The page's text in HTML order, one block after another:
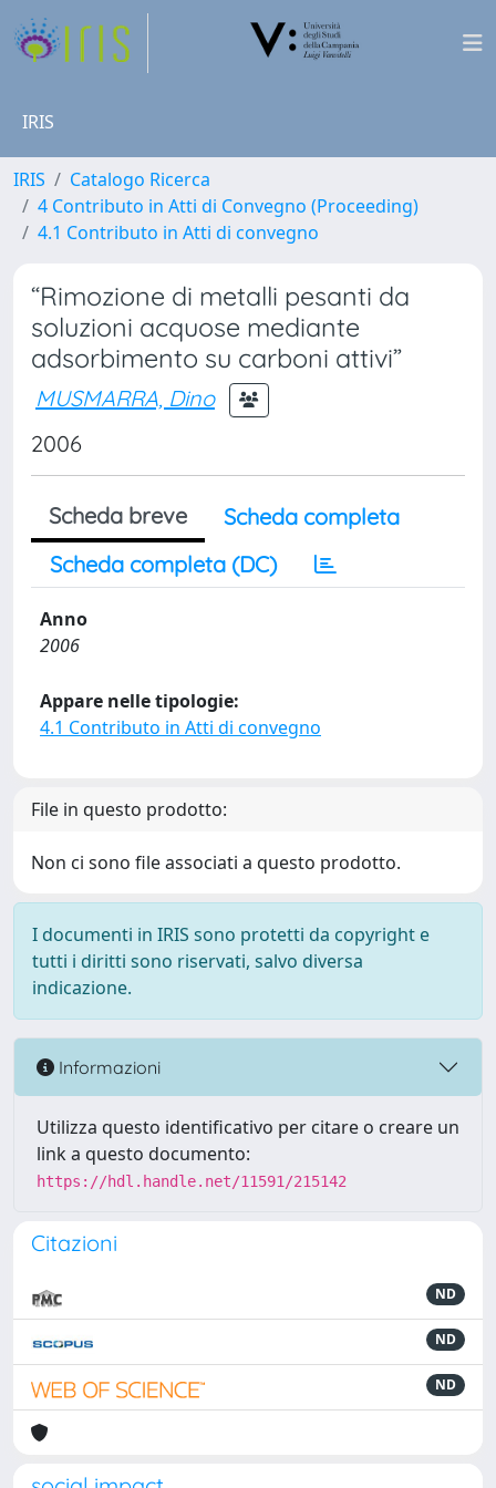
IRIS
IRIS
Catalogo Ricerca
4 Contributo in Atti di Convegno (Proceeding)
4.1 Contributo in Atti di convegno
“Rimozione di metalli pesanti da
soluzioni acquose mediante
adsorbimento su carboni attivi”
MUSMARRA, Dino
2006
Scheda breve
Scheda completa
Scheda completa (DC)
Anno
2006
Appare nelle tipologie:
4.1 Contributo in Atti di convegno
File in questo prodotto:
Non ci sono file associati a questo prodotto.
I documenti in IRIS sono protetti da copyright e
tutti i diritti sono riservati, salvo diversa
indicazione.
Informazioni
Utilizza questo identificativo per citare o creare un
link a questo documento:
https://hdl.handle.net/11591/215142
Citazioni
ND
ND
ND